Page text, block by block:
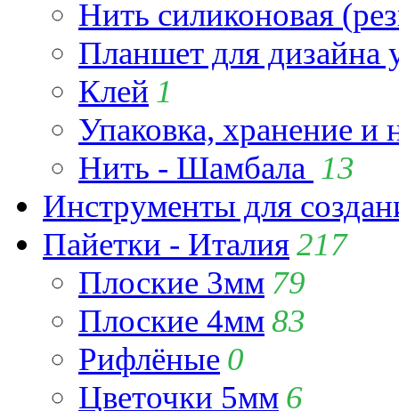
Нить силиконовая
Планшет для
Клей 1
Упаковка, хранение и
Нить - Шамбала 13
Инструменты для
Пайетки - Италия217
Плоские 3мм 79
Плоские 4мм83
Рифлёные 0
Цветочки 5мм 6